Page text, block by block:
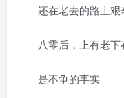
还在老去的路上艰
八零后，上有老下
是不争的事实